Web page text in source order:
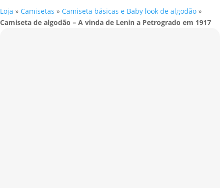
Loja » Camisetas » Camiseta básicas e Baby look de algodão »
Camiseta de algodão – A vinda de Lenin a Petrogrado em 1917